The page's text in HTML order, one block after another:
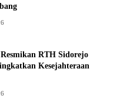
RTH Sidorejo
Kesejahteraan